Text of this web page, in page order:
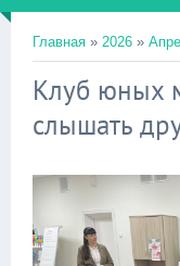
Главная » 2026 »
Клуб юных
слышать